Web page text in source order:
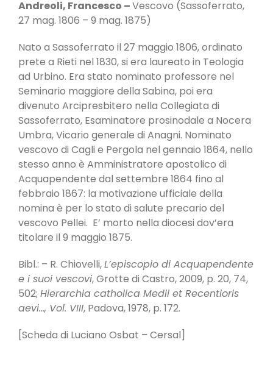
Andreoli, Francesco –Vescovo (Sassoferrato,
27 mag. 1806 – 9 mag. 1875)
Nato a Sassoferrato il 27 maggio 1806, ordinato
prete a Rieti nel 1830, si era laureato in Teologia
ad Urbino. Era stato nominato professore nel
Seminario maggiore della Sabina, poi era
divenuto Arcipresbitero nella Collegiata di
Sassoferrato, Esaminatore prosinodale a Nocera
Umbra, Vicario generale di Anagni. Nominato
vescovo di Cagli e Pergola nel gennaio 1864, nello
stesso anno è Amministratore apostolico di
Acquapendente dal settembre 1864 fino al
febbraio 1867: la motivazione ufficiale della
nomina è per lo stato di salute precario del
vescovo Pellei. E’ morto nella diocesi dov’era
titolare il 9 maggio 1875.
Bibl.: – R. Chiovelli,L’episcopio di Acquapendente
e i suoi vescovi, Grotte di Castro, 2009, p. 20, 74,
502; Hierarchia catholica Medii et Recentioris
aevi…, Vol. VIII, Padova, 1978, p. 172.
[Scheda di Luciano Osbat – Cersal]